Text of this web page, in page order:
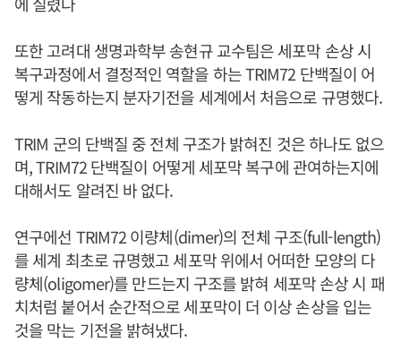
또한 고려대 생명과학부 송현규 교수팀은 세포막 손상 시
복구과정에서 결정적인 역할을 하는 TRIM72 단백질이 어
떻게 작동하는지 분자기전을 세계에서 처음으로 규명했다.
TRIM 군의 단백질 중 전체 구조가 밝혀진 것은 하나도 없으
며, TRIM72 단백질이 어떻게 세포막 복구에 관여하는지에
대해서도 알려진 바 없다.
연구에선 TRIM72 이량체(dimer)의 전체 구조(full-length)
를 세계 최초로 규명했고 세포막 위에서 어떠한 모양의 다
량체(oligomer)를 만드는지 구조를 밝혀 세포막 손상 시 패
치처럼 붙어서 순간적으로 세포막이 더 이상 손상을 입는
것을 막는 기전을 밝혀냈다.